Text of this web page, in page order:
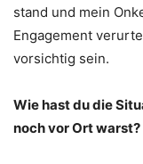
stand und mein
Engagement
vorsichtig sein.
Wie hast du die
noch vor Ort warst?